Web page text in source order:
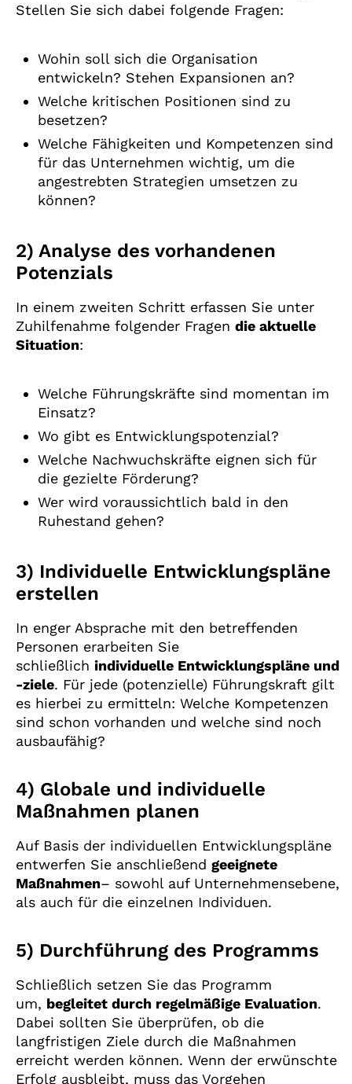
Stellen Sie sich dabei folgende Fragen:
Wohin soll sich die Organisation
entwickeln? Stehen Expansionen an?
Welche kritischen Positionen sind zu
besetzen?
Welche Fähigkeiten und Kompetenzen sind
für das Unternehmen wichtig, um die
angestrebten Strategien umsetzen zu
können?
2) Analyse des vorhandenen
Potenzials
In einem zweiten Schritt erfassen Sie unter
Zuhilfenahme folgender Fragen die aktuelle
Situation:
Welche Führungskräfte sind momentan im
Einsatz?
Wo gibt es Entwicklungspotenzial?
Welche Nachwuchskräfte eignen sich für
die gezielte Förderung?
Wer wird voraussichtlich bald in den
Ruhestand gehen?
3) Individuelle Entwicklungspläne
erstellen
In enger Absprache mit den betreffenden
Personen erarbeiten Sie
schließlich individuelle Entwicklungspläne und
-ziele. Für jede (potenzielle) Führungskraft gilt
es hierbei zu ermitteln: Welche Kompetenzen
sind schon vorhanden und welche sind noch
ausbaufähig?
4) Globale und individuelle
Maßnahmen planen
Auf Basis der individuellen Entwicklungspläne
entwerfen Sie anschließend geeignete
Maßnahmen– sowohl auf Unternehmensebene,
als auch für die einzelnen Individuen.
5) Durchführung des Programms
Schließlich setzen Sie das Programm
um, begleitet durch regelmäßige Evaluation.
Dabei sollten Sie überprüfen, ob die
langfristigen Ziele durch die Maßnahmen
erreicht werden können. Wenn der erwünschte
Erfolg ausbleibt, muss das Vorgehen